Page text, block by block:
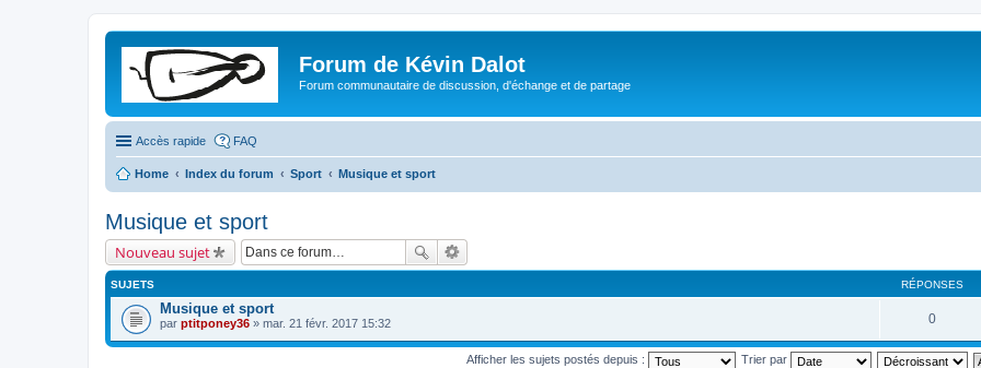
Forum de Kévin Dalot
Forum communautaire de discussion, d'échange et de partage
Accès rapide FAQ
Home Index du forum Sport Musique et sport
Musique et sport
Nouveau sujet
SUJETS RÉPONSES
Musique et sport
par ptitponey36 » mar. 21 févr. 2017 15:32 0
Afficher les sujets postés depuis : Trier par